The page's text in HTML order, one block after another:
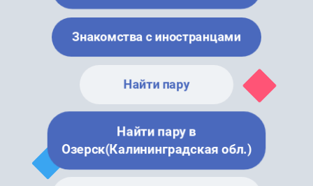
Знакомства с иностранцами
Найти пару
Найти пару в
Озерск(Калининградская обл.)